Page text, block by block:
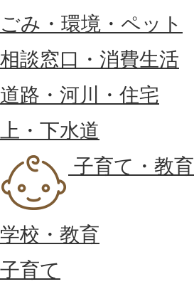
ごみ・環境・ペット
相談窓口・消費生活
道路・河川・住宅
上・下水道
子育て・教育
学校・教育
子育て